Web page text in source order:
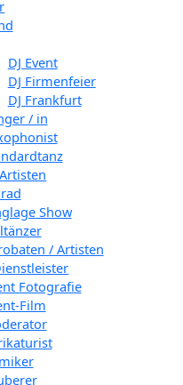
DJ Event
DJ Firmenfeier
DJ Frankfurt
/ in
Show
/ Artisten
Fotografie
Film